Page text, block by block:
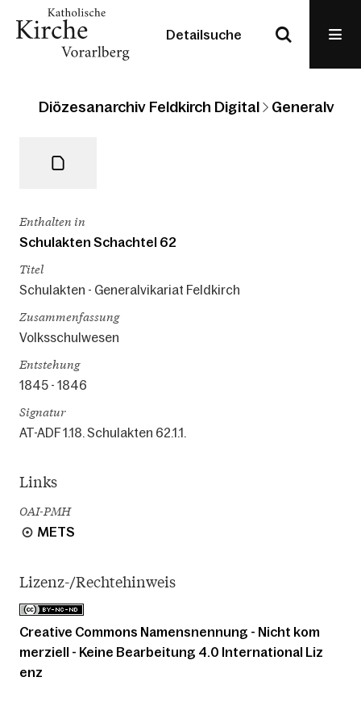
Detailsuche
Diözesanarchiv Feldkirch Digital
Enthalten in
Schulakten Schachtel 62
Titel
Schulakten - Generalvikariat Feldkirch
Zusammenfassung
Volksschulwesen
Entstehung
1845 - 1846
Signatur
AT-ADF 1.18. Schulakten 62.1.1.
Links
OAI-PMH
METS
Lizenz-/Rechtehinweis
Creative Commons Namensnennung - Nicht kom
merziell - Keine Bearbeitung 4.0 International Liz
enz